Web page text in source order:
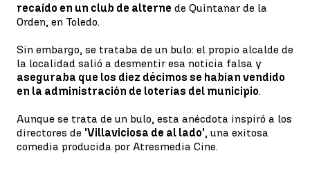
recaído en un club de alterne de Quintanar de la
Orden, en Toledo.
Sin embargo, se trataba de un bulo: el propio alcalde de
la localidad salió a desmentir esa noticia falsa y
aseguraba que los diez décimos se habían vendido
en la administración de loterías del municipio.
Aunque se trata de un bulo, esta anécdota inspiró a los
directores de 'Villaviciosa de al lado', una exitosa
comedia producida por Atresmedia Cine.